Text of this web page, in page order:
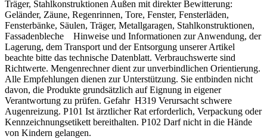
Träger, Stahlkonstruktionen Außen mit direkter Bewitterung:
Geländer, Zäune, Regenrinnen, Tore, Fenster, Fensterläden,
Fensterbänke, Säulen, Träger, Metallgaragen, Stahlkonstruktionen,
Fassadenbleche Hinweise und Informationen zur Anwendung, der
Lagerung, dem Transport und der Entsorgung unserer Artikel
beachte bitte das technische Datenblatt. Verbrauchswerte sind
Richtwerte. Mengenrechner dient zur unverbindlichen Orientierung.
Alle Empfehlungen dienen zur Unterstützung. Sie entbinden nicht
davon, die Produkte grundsätzlich auf Eignung in eigener
Verantwortung zu prüfen. Gefahr H319 Verursacht schwere
Augenreizung. P101 Ist ärztlicher Rat erforderlich, Verpackung oder
Kennzeichnungsetikett bereithalten. P102 Darf nicht in die Hände
von Kindern gelangen.